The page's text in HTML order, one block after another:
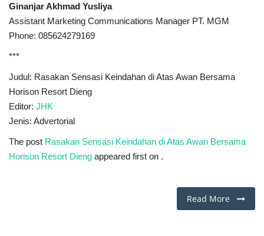
Ginanjar Akhmad Yusliya
Assistant Marketing Communications Manager PT. MGM
Phone: 085624279169
***
Judul: Rasakan Sensasi Keindahan di Atas Awan Bersama
Horison Resort Dieng
Editor: JHK
Jenis: Advertorial
The post Rasakan Sensasi Keindahan di Atas Awan Bersama
Horison Resort Dieng appeared first on .
Read More